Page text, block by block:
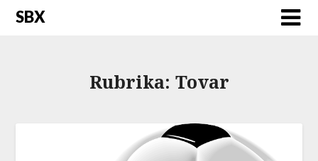
SBX
Rubrika: Tovar